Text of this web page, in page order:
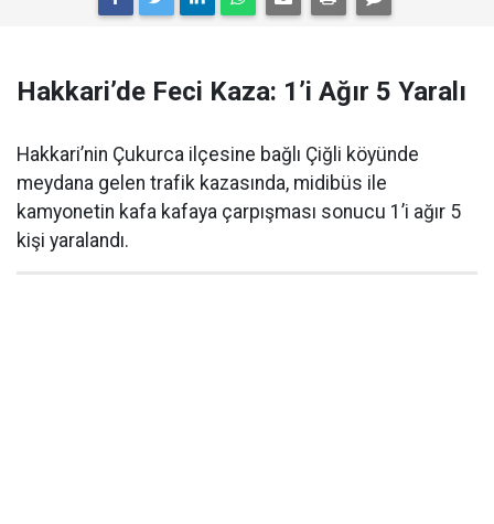
Hakkari’de Feci Kaza: 1’i Ağır 5 Yaralı
Hakkari’nin Çukurca ilçesine bağlı Çiğli köyünde
meydana gelen trafik kazasında, midibüs ile
kamyonetin kafa kafaya çarpışması sonucu 1’i ağır 5
kişi yaralandı.